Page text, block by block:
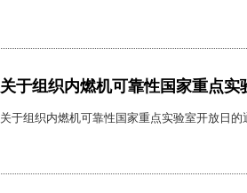
关于组织内燃机可靠性国家重点实
关于组织内燃机可靠性国家重点实验室开放日的